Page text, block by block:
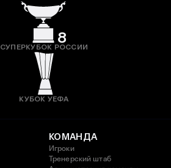
8
СУПЕРКУБОК РОССИИ
КУБОК УЕФА
КОМАНДА
Игроки
Тренерский штаб